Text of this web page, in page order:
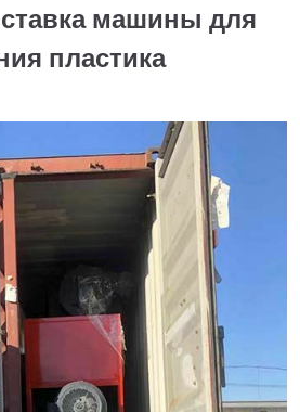
машины для
пластика